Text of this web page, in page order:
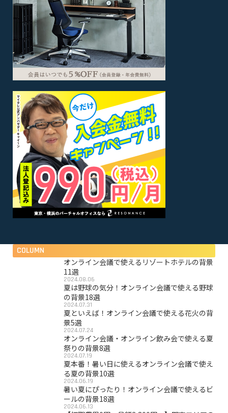
COLUMN
オンライン会議で使えるリゾートホテルの背景
11選
2024.08.06
夏は野球の気分！オンライン会議で使える野球
の背景18選
2024.07.31
夏といえば！オンライン会議で使える花火の背
景5選
2024.07.24
オンライン会議・オンライン飲み会で使える夏
祭りの背景8選
2024.07.19
夏本番！暑い日に使えるオンライン会議で使え
る夏の背景10選
2024.06.19
暑い夏にぴったり！オンライン会議で使えるビ
ールの背景18選
2024.06.13